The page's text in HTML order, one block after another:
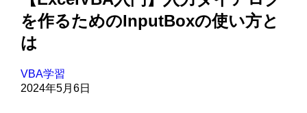
を作るためのInputBoxの使い方と
は
VBA学習
2024年5月6日